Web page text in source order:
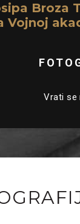
Broza
Vojnoj
Vrati se